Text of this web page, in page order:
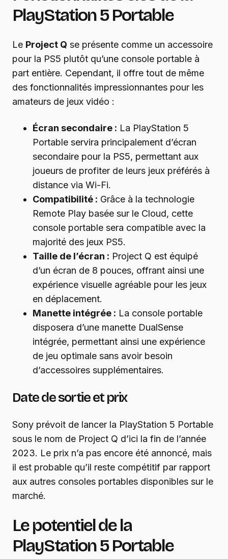
PlayStation 5 Portable
Le Project Q se présente comme un accessoire
pour la PS5 plutôt qu’une console portable à
part entière. Cependant, il offre tout de même
des fonctionnalités impressionnantes pour les
amateurs de jeux vidéo :
Écran secondaire : La PlayStation 5
Portable servira principalement d’écran
secondaire pour la PS5, permettant aux
joueurs de profiter de leurs jeux préférés à
distance via Wi-Fi.
Compatibilité : Grâce à la technologie
Remote Play basée sur le Cloud, cette
console portable sera compatible avec la
majorité des jeux PS5.
Taille de l’écran : Project Q est équipé
d’un écran de 8 pouces, offrant ainsi une
expérience visuelle agréable pour les jeux
en déplacement.
Manette intégrée : La console portable
disposera d’une manette DualSense
intégrée, permettant ainsi une expérience
de jeu optimale sans avoir besoin
d’accessoires supplémentaires.
Date de sortie et prix
Sony prévoit de lancer la PlayStation 5 Portable
sous le nom de Project Q d’ici la fin de l’année
2023. Le prix n’a pas encore été annoncé, mais
il est probable qu’il reste compétitif par rapport
aux autres consoles portables disponibles sur le
marché.
Le potentiel de la
PlayStation 5 Portable